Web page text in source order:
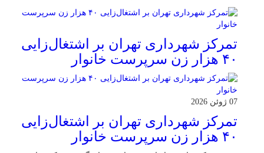
تمرکز شهرداری تهران بر اشتغال‌زایی
۴۰ هزار زن سرپرست خانوار
07 ژوئن 2026
تمرکز شهرداری تهران بر اشتغال‌زایی
۴۰ هزار زن سرپرست خانوار